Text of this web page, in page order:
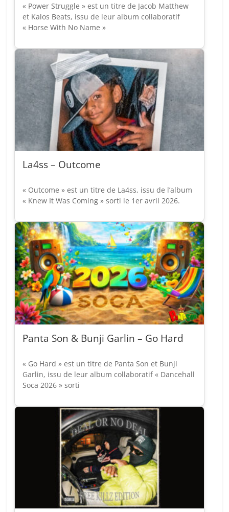
« Power Struggle » est un titre de Jacob Matthew
et Kalos Beats, issu de leur album collaboratif
« Horse With No Name »
La4ss – Outcome
« Outcome » est un titre de La4ss, issu de l’album
« Knew It Was Coming » sorti le 1er avril 2026.
Panta Son & Bunji Garlin – Go Hard
« Go Hard » est un titre de Panta Son et Bunji
Garlin, issu de leur album collaboratif « Dancehall
Soca 2026 » sorti